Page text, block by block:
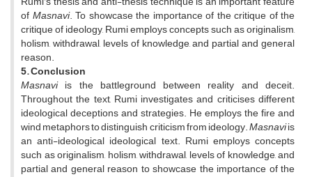
ofMasnavi. To showcase the importance of the critique of the
critique of ideology, Rumi employs concepts such as originalism,
holism, withdrawal, levels of knowledge, and partial and general
reason.
5. Conclusion
Masnaviis the battleground between reality and deceit.
Throughout the text, Rumi investigates and criticises different
ideological deceptions and strategies. He employs the fire and
wind metaphors to distinguish criticism from ideology.Masnaviis
an anti-ideological ideological text. Rumi employs concepts
such as originalism, holism, withdrawal, levels of knowledge, and
partial and general reason to showcase the importance of the